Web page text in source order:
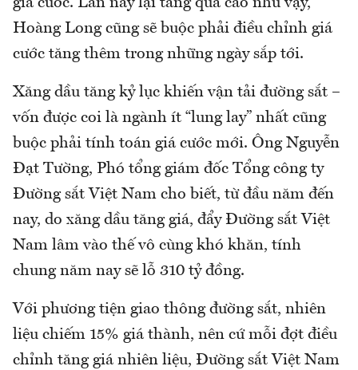
giá cước. Lần này lại tăng quá cao như vậy,
Hoàng Long cũng sẽ buộc phải điều chỉnh giá
cước tăng thêm trong những ngày sắp tới.
Xăng dầu tăng kỷ lục khiến vận tải đường sắt –
vốn được coi là ngành ít “lung lay” nhất cũng
buộc phải tính toán giá cước mới. Ông Nguyễn
Đạt Tường, Phó tổng giám đốc Tổng công ty
Đường sắt Việt Nam cho biết, từ đầu năm đến
nay, do xăng dầu tăng giá, đẩy Đường sắt Việt
Nam lâm vào thế vô cùng khó khăn, tính
chung năm nay sẽ lỗ 310 tỷ đồng.
Với phương tiện giao thông đường sắt, nhiên
liệu chiếm 15% giá thành, nên cứ mỗi đợt điều
chỉnh tăng giá nhiên liệu, Đường sắt Việt Nam